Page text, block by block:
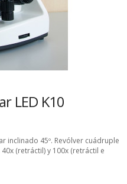
LED K10
inclinado 45º. Revólver cuádruple
(retráctil) y 100x (retráctil e